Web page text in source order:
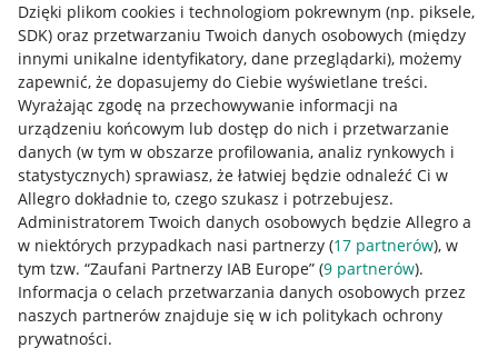
Dzięki plikom cookies i technologiom pokrewnym (np. piksele,
SDK) oraz przetwarzaniu Twoich danych osobowych (między
innymi unikalne identyfikatory, dane przeglądarki), możemy
zapewnić, że dopasujemy do Ciebie wyświetlane treści.
Wyrażając zgodę na przechowywanie informacji na
urządzeniu końcowym lub dostęp do nich i przetwarzanie
danych (w tym w obszarze profilowania, analiz rynkowych i
statystycznych) sprawiasz, że łatwiej będzie odnaleźć Ci w
Allegro dokładnie to, czego szukasz i potrzebujesz.
Administratorem Twoich danych osobowych będzie Allegro a
w niektórych przypadkach nasi partnerzy (17 partnerów), w
tym tzw. “Zaufani Partnerzy IAB Europe” (9 partnerów).
Informacja o celach przetwarzania danych osobowych przez
naszych partnerów znajduje się w ich politykach ochrony
prywatności.
Przydatne informacje
Jak to działa
Napisz do nas
Allegro Gadane dla sprzedających